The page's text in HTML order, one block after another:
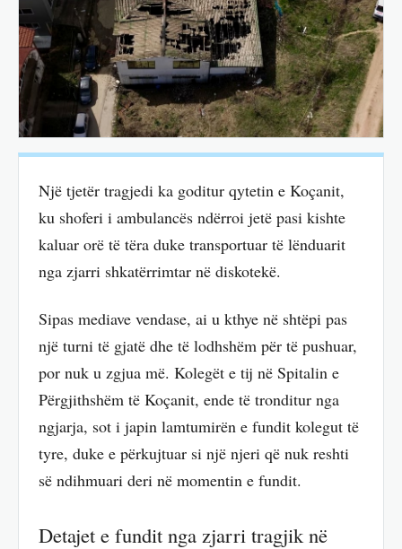
Një tjetër tragjedi ka goditur qytetin e Koçanit,
ku shoferi i ambulancës ndërroi jetë pasi kishte
kaluar orë të tëra duke transportuar të lënduarit
nga zjarri shkatërrimtar në diskotekë.
Sipas mediave vendase, ai u kthye në shtëpi pas
një turni të gjatë dhe të lodhshëm për të pushuar,
por nuk u zgjua më. Kolegët e tij në Spitalin e
Përgjithshëm të Koçanit, ende të tronditur nga
ngjarja, sot i japin lamtumirën e fundit kolegut të
tyre, duke e përkujtuar si një njeri që nuk reshti
së ndihmuari deri në momentin e fundit.
Detajet e fundit nga zjarri tragjik në